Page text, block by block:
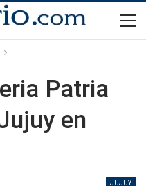
Patria
en
JUJUY